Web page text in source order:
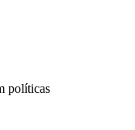
políticas